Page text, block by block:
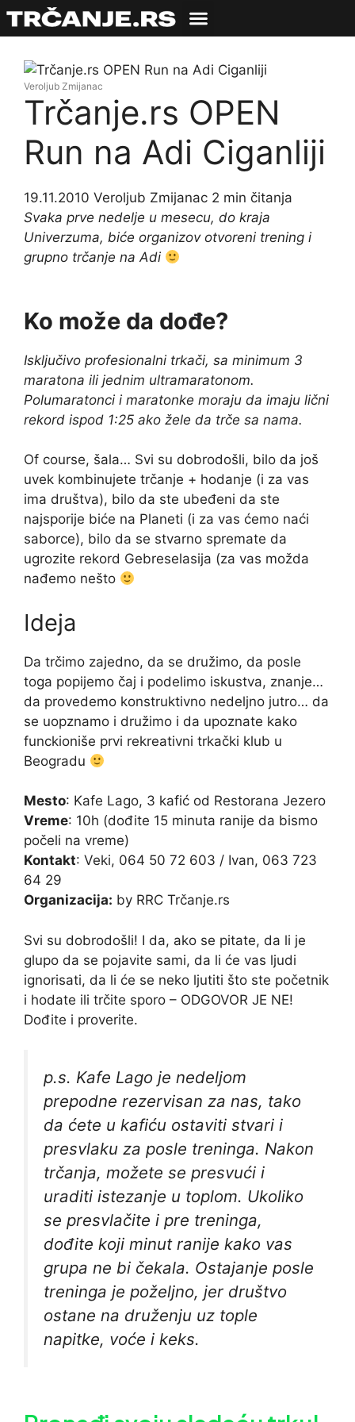
Veroljub Zmijanac
Trčanje.rs OPEN
Run na Adi Ciganliji
19.11.2010 Veroljub Zmijanac 2 min čitanja
Svaka prve nedelje u mesecu, do kraja
Univerzuma, biće organizov otvoreni trening i
grupno trčanje na Adi
Ko može da dođe?
Isključivo profesionalni trkači, sa minimum 3
maratona ili jednim ultramaratonom.
Polumaratonci i maratonke moraju da imaju lični
rekord ispod 1:25 ako žele da trče sa nama.
Of course, šala… Svi su dobrodošli, bilo da još
uvek kombinujete trčanje + hodanje (i za vas
ima društva), bilo da ste ubeđeni da ste
najsporije biće na Planeti (i za vas ćemo naći
saborce), bilo da se stvarno spremate da
ugrozite rekord Gebreselasija (za vas možda
nađemo nešto
Ideja
Da trčimo zajedno, da se družimo, da posle
toga popijemo čaj i podelimo iskustva, znanje…
da provedemo konstruktivno nedeljno jutro… da
se uopznamo i družimo i da upoznate kako
funckioniše prvi rekreativni trkački klub u
Beogradu
Mesto: Kafe Lago, 3 kafić od Restorana Jezero
Vreme: 10h (dođite 15 minuta ranije da bismo
počeli na vreme)
Kontakt: Veki, 064 50 72 603 / Ivan, 063 723
64 29
Organizacija: by RRC Trčanje.rs
Svi su dobrodošli! I da, ako se pitate, da li je
glupo da se pojavite sami, da li će vas ljudi
ignorisati, da li će se neko ljutiti što ste početnik
i hodate ili trčite sporo – ODGOVOR JE NE!
Dođite i proverite.
p.s. Kafe Lago je nedeljom
prepodne rezervisan za nas, tako
da ćete u kafiću ostaviti stvari i
presvlaku za posle treninga. Nakon
trčanja, možete se presvući i
uraditi istezanje u toplom. Ukoliko
se presvlačite i pre treninga,
dođite koji minut ranije kako vas
grupa ne bi čekala. Ostajanje posle
treninga je poželjno, jer društvo
ostane na druženju uz tople
napitke, voće i keks.